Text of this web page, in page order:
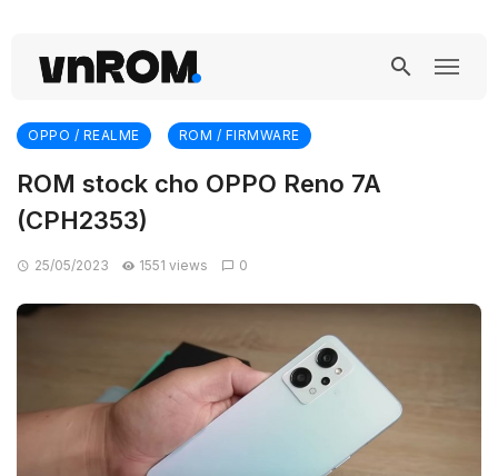
OPPO / REALME ROM / FIRMWARE
ROM stock cho OPPO Reno 7A
(CPH2353)
25/05/2023 1551 views 0